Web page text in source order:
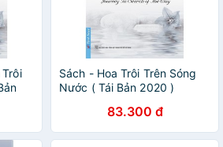
Sách - Hoa Trôi Trên Sóng
Nước ( Tái Bản 2020 )
83.300 đ